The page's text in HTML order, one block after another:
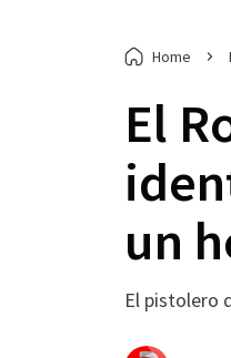
Home
El
un
El pistolero